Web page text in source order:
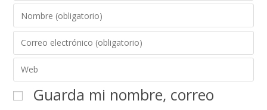
Guarda mi nombre, correo